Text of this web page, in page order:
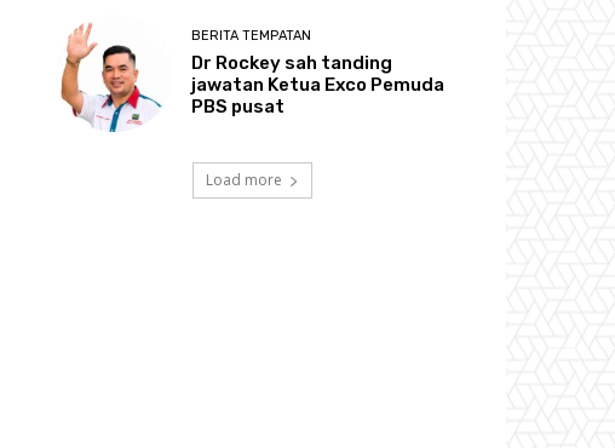
BERITA TEMPATAN
Dr Rockey sah tanding
jawatan Ketua Exco Pemuda
PBS pusat
Load more